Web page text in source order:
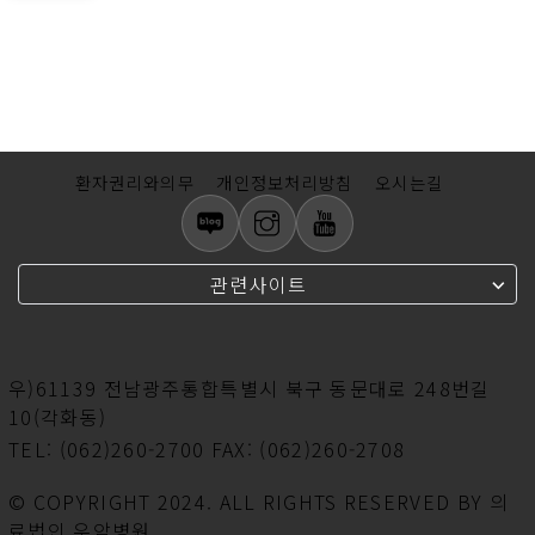
환자권리와의무 개인정보처리방침 오시는길
관련사이트
우)61139 전남광주통합특별시 북구 동문대로 248번길
10(각화동)
TEL: (062)260-2700 FAX: (062)260-2708
© COPYRIGHT 2024. ALL RIGHTS RESERVED BY 의